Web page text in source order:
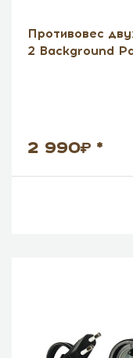
Противовес
2 Background
2 990 *